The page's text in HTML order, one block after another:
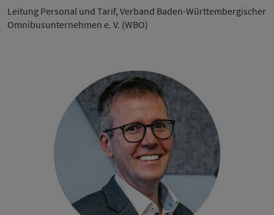
Leitung Personal und Tarif, Verband Baden-Württembergischer
Omnibusunternehmen e. V. (WBO)